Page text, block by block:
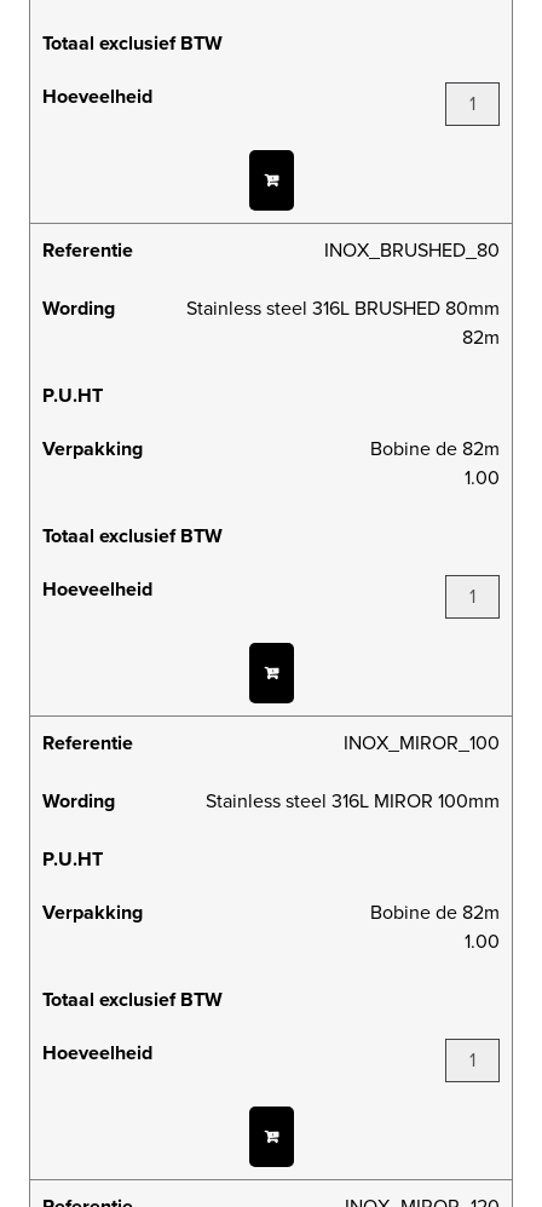
Totaal exclusief BTW
Hoeveelheid
Referentie INOX_BRUSHED_80
Wording
Stainless steel 316L BRUSHED 80mm
82m
P.U.HT
Verpakking
Bobine de 82m
1.00
Totaal exclusief BTW
Hoeveelheid
Referentie INOX_MIROR_100
Wording Stainless steel 316L MIROR 100mm
P.U.HT
Verpakking
Bobine de 82m
1.00
Totaal exclusief BTW
Hoeveelheid